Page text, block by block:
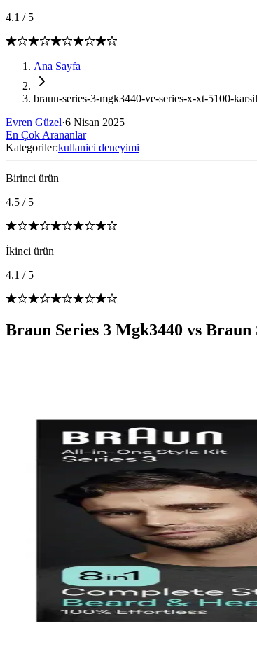
4.1 / 5
Ana Sayfa
braun-series-3-mgk3440-ve-series-x-xt-5100-
Evren Güzel·6 Nisan 2025
En Çok Arananlar
Kategoriler:kullanici deneyimi
Birinci ürün
4.5 / 5
İkinci ürün
4.1 / 5
Braun Series 3 Mgk3440 vs Braun